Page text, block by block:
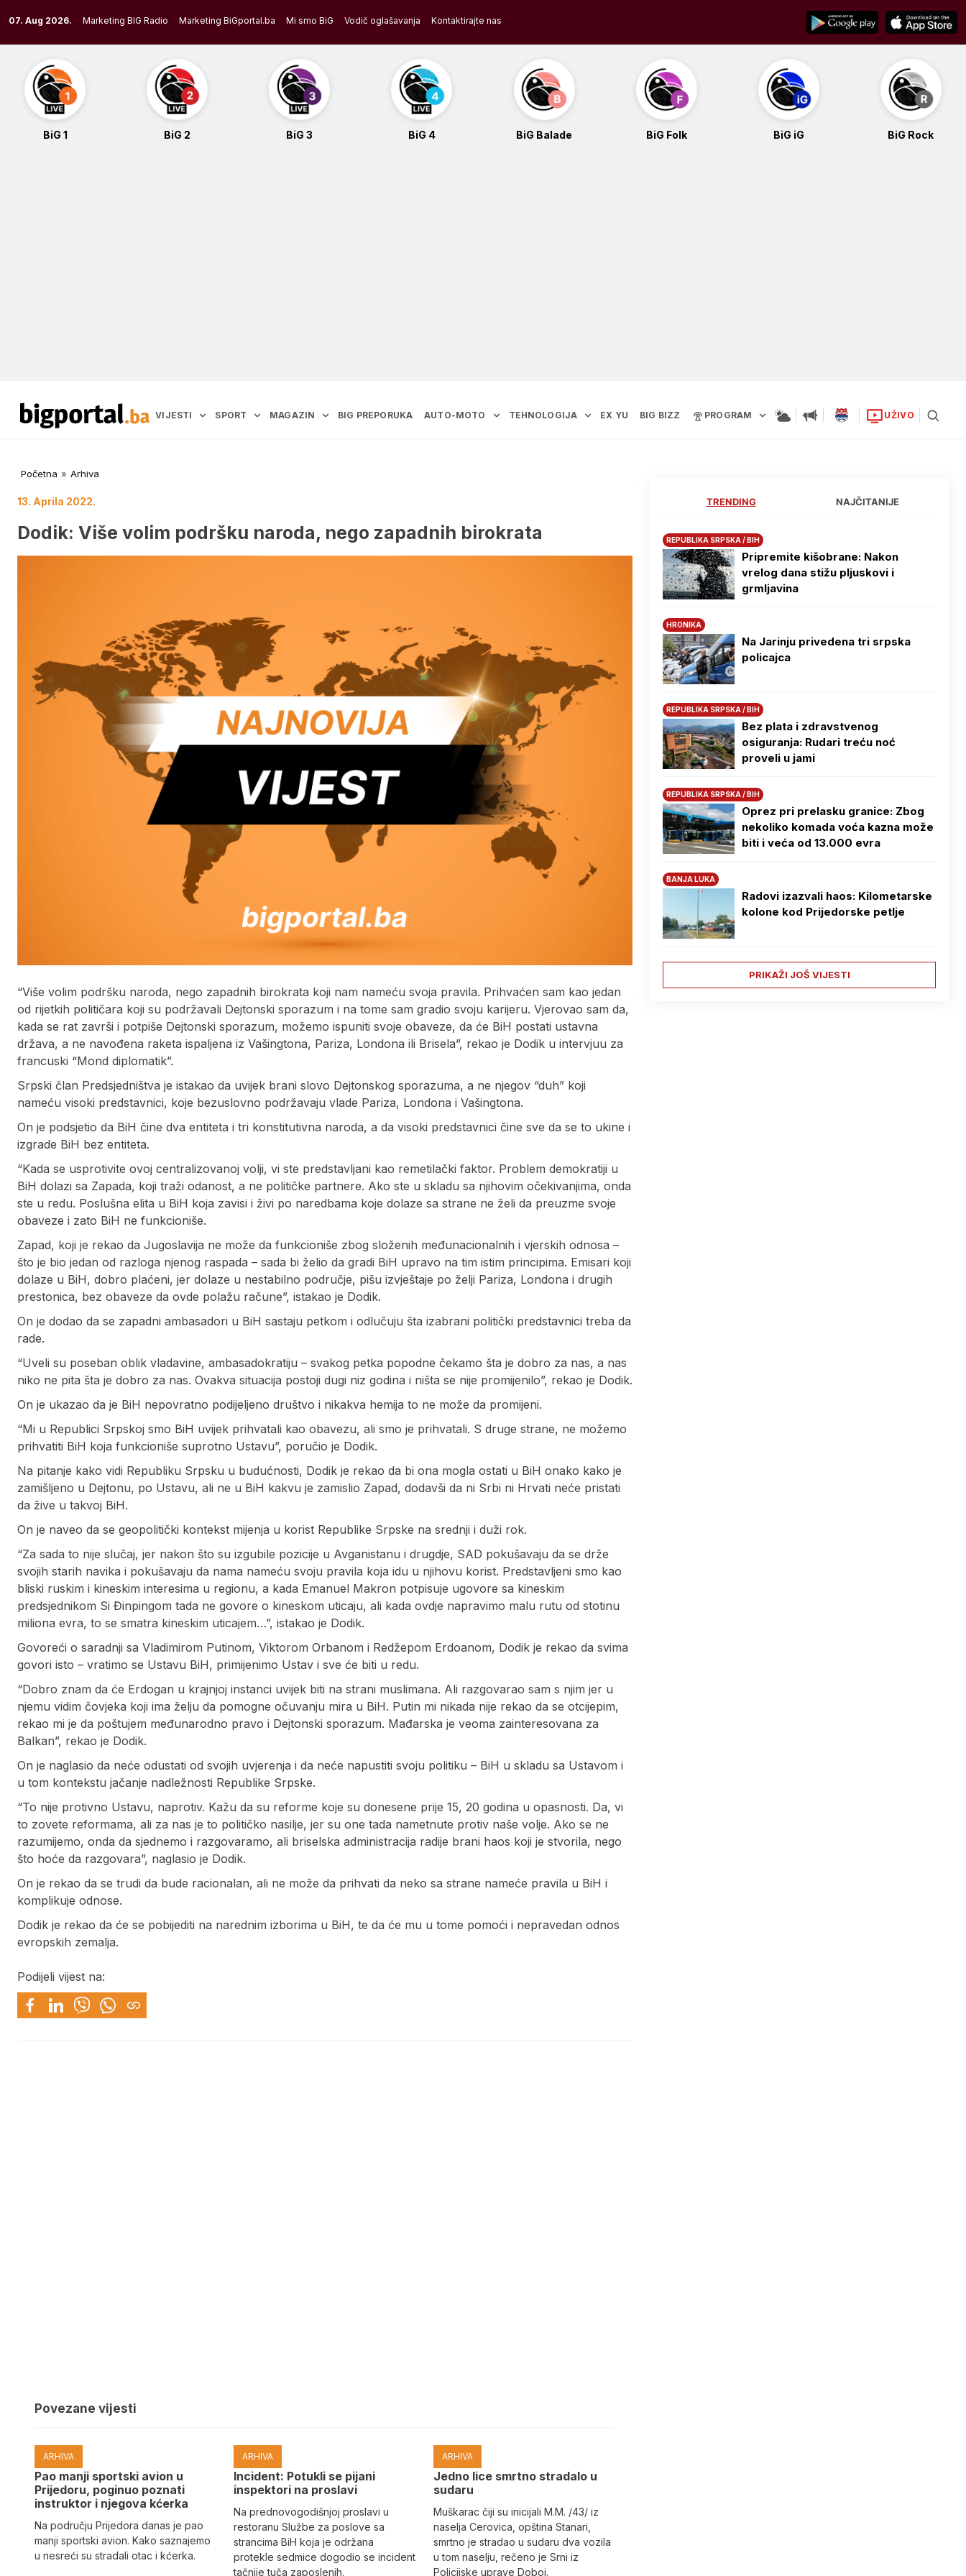
to
content
07. Aug 2026. Marketing BIG Radio Marketing BiGportal.ba Mi smo BiG Vodič oglašavanja Kontaktirajte nas
BiG 1 BiG 2 BiG 3 BiG 4 BiG Balade BiG Folk BiG iG BiG Rock
VIJESTI SPORT MAGAZIN BIG PREPORUKA AUTO-MOTO TEHNOLOGIJA EX YU BIG BIZZ PROGRAM UŽIVO
Početna » Arhiva
13. Aprila 2022.
Dodik: Više volim podršku naroda, nego zapadnih birokrata
“Više volim podršku naroda, nego zapadnih birokrata koji nam nameću svoja pravila. Prihvaćen sam kao jedan
od rijetkih političara koji su podržavali Dejtonski sporazum i na tome sam gradio svoju karijeru. Vjerovao sam da,
kada se rat završi i potpiše Dejtonski sporazum, možemo ispuniti svoje obaveze, da će BiH postati ustavna
država, a ne navođena raketa ispaljena iz Vašingtona, Pariza, Londona ili Brisela”, rekao je Dodik u intervjuu za
francuski “Mond diplomatik”.
Srpski član Predsjedništva je istakao da uvijek brani slovo Dejtonskog sporazuma, a ne njegov “duh” koji
nameću visoki predstavnici, koje bezuslovno podržavaju vlade Pariza, Londona i Vašingtona.
On je podsjetio da BiH čine dva entiteta i tri konstitutivna naroda, a da visoki predstavnici čine sve da se to ukine i
izgrade BiH bez entiteta.
“Kada se usprotivite ovoj centralizovanoj volji, vi ste predstavljani kao remetilački faktor. Problem demokratiji u
BiH dolazi sa Zapada, koji traži odanost, a ne političke partnere. Ako ste u skladu sa njihovim očekivanjima, onda
ste u redu. Poslušna elita u BiH koja zavisi i živi po naredbama koje dolaze sa strane ne želi da preuzme svoje
obaveze i zato BiH ne funkcioniše.
Zapad, koji je rekao da Jugoslavija ne može da funkcioniše zbog složenih međunacionalnih i vjerskih odnosa –
što je bio jedan od razloga njenog raspada – sada bi želio da gradi BiH upravo na tim istim principima. Emisari koji
dolaze u BiH, dobro plaćeni, jer dolaze u nestabilno područje, pišu izvještaje po želji Pariza, Londona i drugih
prestonica, bez obaveze da ovde polažu račune”, istakao je Dodik.
On je dodao da se zapadni ambasadori u BiH sastaju petkom i odlučuju šta izabrani politički predstavnici treba da
rade.
“Uveli su poseban oblik vladavine, ambasadokratiju – svakog petka popodne čekamo šta je dobro za nas, a nas
niko ne pita šta je dobro za nas. Ovakva situacija postoji dugi niz godina i ništa se nije promijenilo”, rekao je Dodik.
On je ukazao da je BiH nepovratno podijeljeno društvo i nikakva hemija to ne može da promijeni.
“Mi u Republici Srpskoj smo BiH uvijek prihvatali kao obavezu, ali smo je prihvatali. S druge strane, ne možemo
prihvatiti BiH koja funkcioniše suprotno Ustavu”, poručio je Dodik.
Na pitanje kako vidi Republiku Srpsku u budućnosti, Dodik je rekao da bi ona mogla ostati u BiH onako kako je
zamišljeno u Dejtonu, po Ustavu, ali ne u BiH kakvu je zamislio Zapad, dodavši da ni Srbi ni Hrvati neće pristati
da žive u takvoj BiH.
On je naveo da se geopolitički kontekst mijenja u korist Republike Srpske na srednji i duži rok.
“Za sada to nije slučaj, jer nakon što su izgubile pozicije u Avganistanu i drugdje, SAD pokušavaju da se drže
svojih starih navika i pokušavaju da nama nameću svoju pravila koja idu u njihovu korist. Predstavljeni smo kao
bliski ruskim i kineskim interesima u regionu, a kada Emanuel Makron potpisuje ugovore sa kineskim
predsjednikom Si Đinpingom tada ne govore o kineskom uticaju, ali kada ovdje napravimo malu rutu od stotinu
miliona evra, to se smatra kineskim uticajem…”, istakao je Dodik.
Govoreći o saradnji sa Vladimirom Putinom, Viktorom Orbanom i Redžepom Erdoanom, Dodik je rekao da svima
govori isto – vratimo se Ustavu BiH, primijenimo Ustav i sve će biti u redu.
“Dobro znam da će Erdogan u krajnjoj instanci uvijek biti na strani muslimana. Ali razgovarao sam s njim jer u
njemu vidim čovjeka koji ima želju da pomogne očuvanju mira u BiH. Putin mi nikada nije rekao da se otcijepim,
rekao mi je da poštujem međunarodno pravo i Dejtonski sporazum. Mađarska je veoma zainteresovana za
Balkan”, rekao je Dodik.
On je naglasio da neće odustati od svojih uvjerenja i da neće napustiti svoju politiku – BiH u skladu sa Ustavom i
u tom kontekstu jačanje nadležnosti Republike Srpske.
“To nije protivno Ustavu, naprotiv. Kažu da su reforme koje su donesene prije 15, 20 godina u opasnosti. Da, vi
to zovete reformama, ali za nas je to političko nasilje, jer su one tada nametnute protiv naše volje. Ako se ne
razumijemo, onda da sjednemo i razgovaramo, ali briselska administracija radije brani haos koji je stvorila, nego
što hoće da razgovara”, naglasio je Dodik.
On je rekao da se trudi da bude racionalan, ali ne može da prihvati da neko sa strane nameće pravila u BiH i
komplikuje odnose.
Dodik je rekao da će se pobijediti na narednim izborima u BiH, te da će mu u tome pomoći i nepravedan odnos
evropskih zemalja.
Podijeli vijest na:
Povezane vijesti
ARHIVA
Pao manji sportski avion u
Prijedoru, poginuo poznati
instruktor i njegova kćerka
Na području Prijedora danas je pao
manji sportski avion. Kako saznajemo
u nesreći su stradali otac i kćerka.
ARHIVA
Incident: Potukli se pijani
inspektori na proslavi
Na prednovogodišnjoj proslavi u
restoranu Službe za poslove sa
strancima BiH koja je održana
protekle sedmice dogodio se incident
tačnije tuča zaposlenih.
ARHIVA
Јedno lice smrtno stradalo u
sudaru
Muškarac čiji su inicijali M.M. /43/ iz
naselja Cerovica, opština Stanari,
smrtno je stradao u sudaru dva vozila
u tom naselju, rečeno je Srni iz
Policijske uprave Doboj.
TRENDING NAJČITANIJE
REPUBLIKA SRPSKA / BIH
Pripremite kišobrane: Nakon
vrelog dana stižu pljuskovi i
grmljavina
HRONIKA
Na Јarinju privedena tri srpska
policajca
REPUBLIKA SRPSKA / BIH
Bez plata i zdravstvenog
osiguranja: Rudari treću noć
proveli u jami
REPUBLIKA SRPSKA / BIH
Oprez pri prelasku granice: Zbog
nekoliko komada voća kazna može
biti i veća od 13.000 evra
BANJA LUKA
Radovi izazvali haos: Kilometarske
kolone kod Prijedorske petlje
PRIKAŽI JOŠ VIJESTI